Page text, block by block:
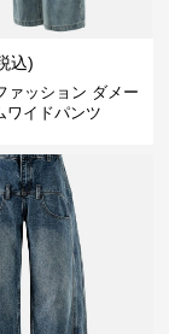
込)
ァッション ダメー
ワイドパンツ